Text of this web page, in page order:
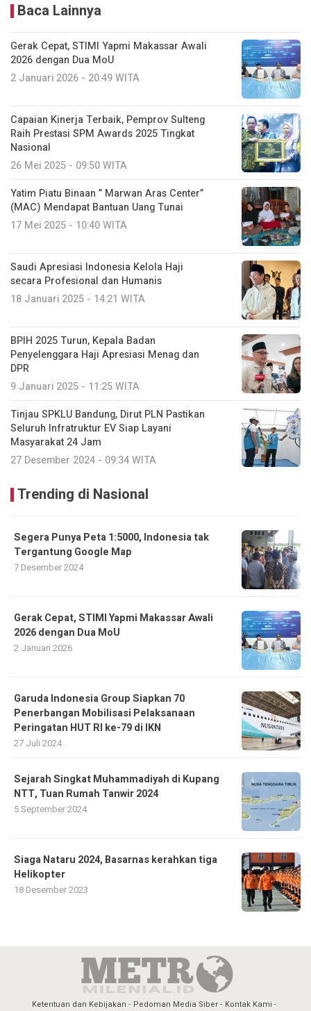
Baca Lainnya
Gerak Cepat, STIMI Yapmi Makassar Awali
2026 dengan Dua MoU
2 Januari 2026 - 20:49 WITA
Capaian Kinerja Terbaik, Pemprov Sulteng
Raih Prestasi SPM Awards 2025 Tingkat
Nasional
26 Mei 2025 - 09:50 WITA
Yatim Piatu Binaan ” Marwan Aras Center”
(MAC) Mendapat Bantuan Uang Tunai
17 Mei 2025 - 10:40 WITA
Saudi Apresiasi Indonesia Kelola Haji
secara Profesional dan Humanis
18 Januari 2025 - 14:21 WITA
BPIH 2025 Turun, Kepala Badan
Penyelenggara Haji Apresiasi Menag dan
DPR
9 Januari 2025 - 11:25 WITA
Tinjau SPKLU Bandung, Dirut PLN Pastikan
Seluruh Infratruktur EV Siap Layani
Masyarakat 24 Jam
27 Desember 2024 - 09:34 WITA
Trending di Nasional
Segera Punya Peta 1:5000, Indonesia tak
Tergantung Google Map
7 Desember 2024
Gerak Cepat, STIMI Yapmi Makassar Awali
2026 dengan Dua MoU
2 Januari 2026
Garuda Indonesia Group Siapkan 70
Penerbangan Mobilisasi Pelaksanaan
Peringatan HUT RI ke-79 di IKN
27 Juli 2024
Sejarah Singkat Muhammadiyah di Kupang
NTT, Tuan Rumah Tanwir 2024
5 September 2024
Siaga Nataru 2024, Basarnas kerahkan tiga
Helikopter
18 Desember 2023
Ketentuan dan Kebijakan Pedoman Media Siber Kontak Kami